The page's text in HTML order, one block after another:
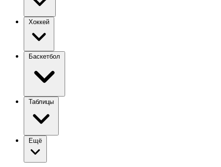
Хоккей
Баскетбол
Таблицы
Ещё